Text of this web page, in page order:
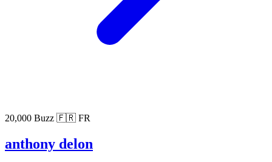
20,000 Buzz 🇫🇷 FR
anthony delon